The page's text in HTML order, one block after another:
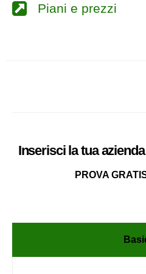
Piani e prezzi
Inserisci la tua
PROVA